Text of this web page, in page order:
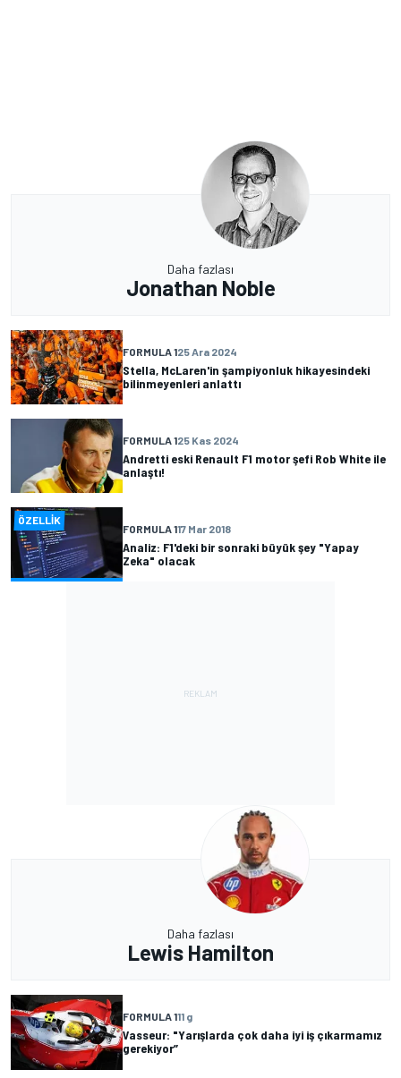
Daha fazlası
Jonathan Noble
FORMULA 125 Ara 2024
Stella, McLaren'in şampiyonluk hikayesindeki
bilinmeyenleri anlattı
FORMULA 125 Kas 2024
Andretti eski Renault F1 motor şefi Rob White ile
anlaştı!
ÖZELLIK
FORMULA 117 Mar 2018
Analiz: F1'deki bir sonraki büyük şey "Yapay
Zeka" olacak
Daha fazlası
Lewis Hamilton
FORMULA 111 g
Vasseur: "Yarışlarda çok daha iyi iş çıkarmamız
gerekiyor”